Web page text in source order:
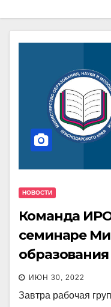
НОВОСТИ
Команда
семинаре
образования
ИЮН 30, 2022
Завтра рабочая